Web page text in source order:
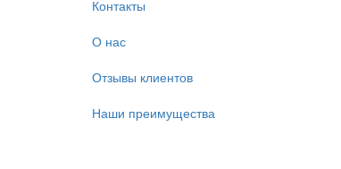
Контакты
О нас
Отзывы клиентов
Наши преимущества